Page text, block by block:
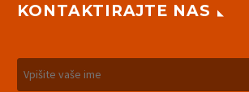
KONTAKTIRAJTE NAS